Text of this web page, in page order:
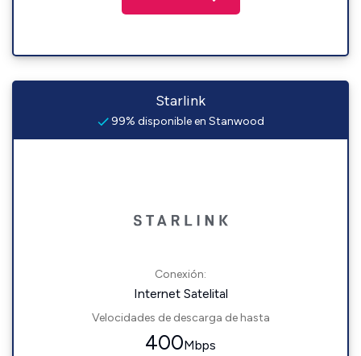
Starlink
99% disponible en Stanwood
Conexión:
Internet Satelital
Velocidades de descarga de hasta
400Mbps